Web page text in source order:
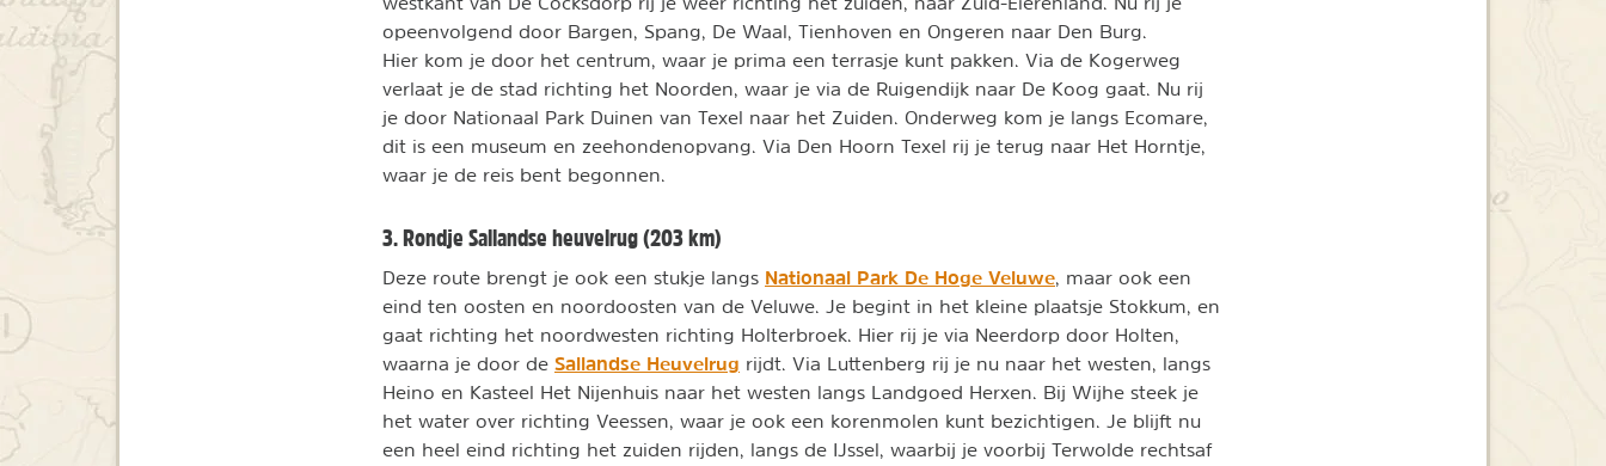
opeenvolgend door Bargen, Spang, De Waal, Tienhoven en Ongeren naar Den Burg.
Hier kom je door het centrum, waar je prima een terrasje kunt pakken. Via de Kogerweg
verlaat je de stad richting het Noorden, waar je via de Ruigendijk naar De Koog gaat. Nu rij
je door Nationaal Park Duinen van Texel naar het Zuiden. Onderweg kom je langs Ecomare,
dit is een museum en zeehondenopvang. Via Den Hoorn Texel rij je terug naar Het Horntje,
waar je de reis bent begonnen.
3. Rondje Sallandse heuvelrug (203 km)
Deze route brengt je ook een stukje langs Nationaal Park De Hoge Veluwe, maar ook een
eind ten oosten en noordoosten van de Veluwe. Je begint in het kleine plaatsje Stokkum, en
gaat richting het noordwesten richting Holterbroek. Hier rij je via Neerdorp door Holten,
waarna je door de Sallandse Heuvelrug rijdt. Via Luttenberg rij je nu naar het westen, langs
Heino en Kasteel Het Nijenhuis naar het westen langs Landgoed Herxen. Bij Wijhe steek je
het water over richting Veessen, waar je ook een korenmolen kunt bezichtigen. Je blijft nu
een heel eind richting het zuiden rijden, langs de IJssel, waarbij je voorbij Terwolde rechtsaf